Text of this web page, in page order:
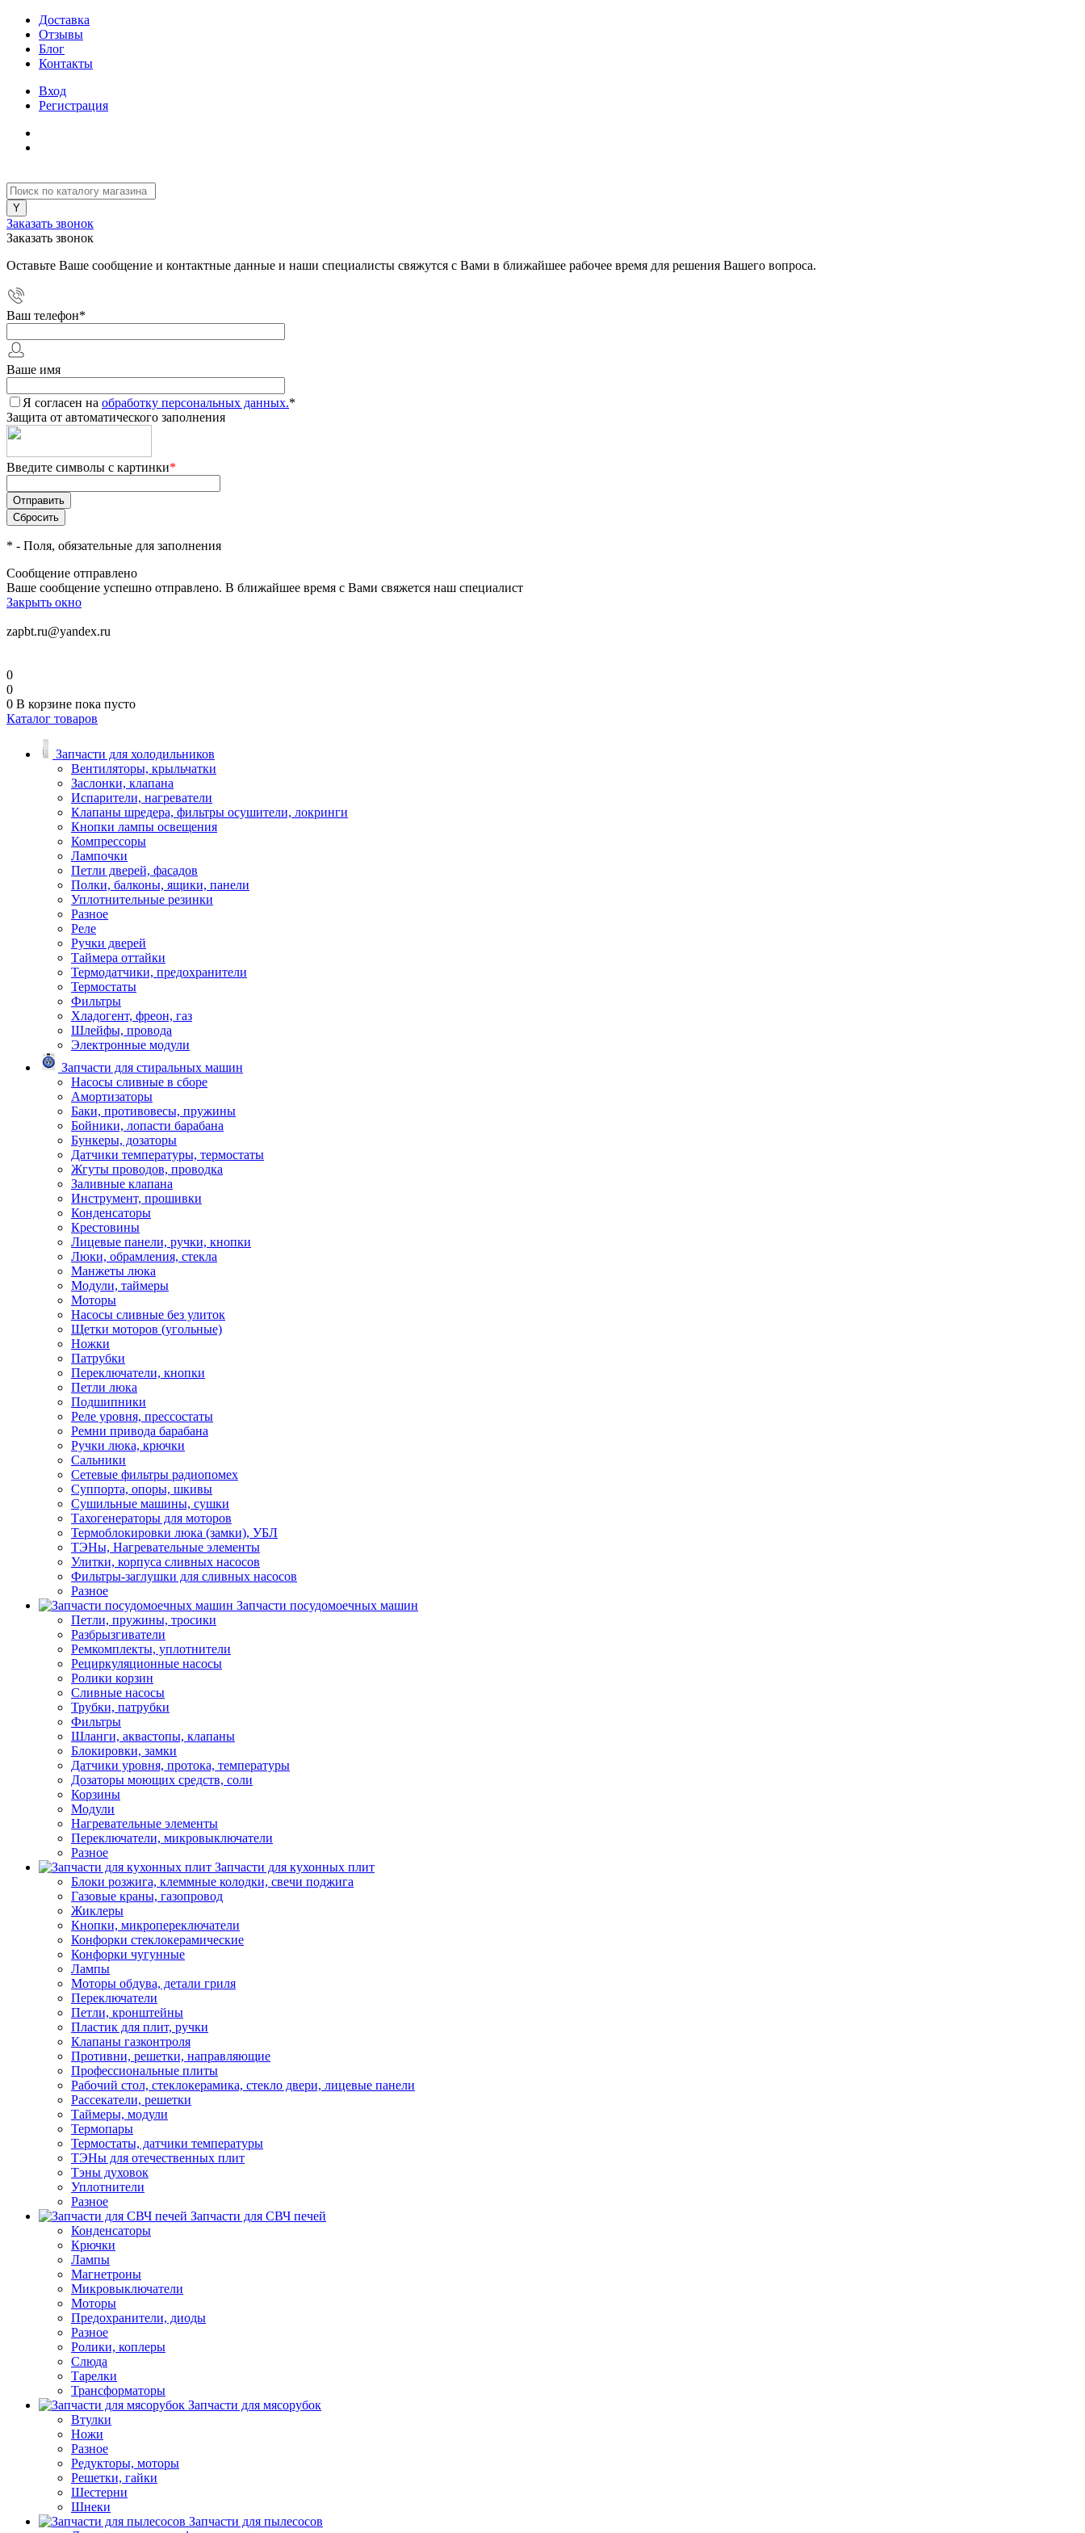
Доставка
Отзывы
Блог
Контакты
Вход
Регистрация
Заказать звонок
Заказать звонок
Оставьте Ваше сообщение и контактные данные и наши специалисты свяжутся с Вами в ближайшее рабочее время для решения Вашего вопроса.
Ваш телефон*
Ваше имя
Я согласен на обработку персональных данных.*
Защита от автоматического заполнения
Введите символы с картинки*
* - Поля, обязательные для заполнения
Сообщение отправлено
Ваше сообщение успешно отправлено. В ближайшее время с Вами свяжется наш специалист
Закрыть окно
zapbt.ru@yandex.ru
0
0
0 В корзине пока пусто
Каталог товаров
Запчасти для холодильников
Вентиляторы, крыльчатки
Заслонки, клапана
Испарители, нагреватели
Клапаны шредера, фильтры осушители, локринги
Кнопки лампы освещения
Компрессоры
Лампочки
Петли дверей, фасадов
Полки, балконы, ящики, панели
Уплотнительные резинки
Разное
Реле
Ручки дверей
Таймера оттайки
Термодатчики, предохранители
Термостаты
Фильтры
Хладогент, фреон, газ
Шлейфы, провода
Электронные модули
Запчасти для стиральных машин
Насосы сливные в сборе
Амортизаторы
Баки, противовесы, пружины
Бойники, лопасти барабана
Бункеры, дозаторы
Датчики температуры, термостаты
Жгуты проводов, проводка
Заливные клапана
Инструмент, прошивки
Конденсаторы
Крестовины
Лицевые панели, ручки, кнопки
Люки, обрамления, стекла
Манжеты люка
Модули, таймеры
Моторы
Насосы сливные без улиток
Щетки моторов (угольные)
Ножки
Патрубки
Переключатели, кнопки
Петли люка
Подшипники
Реле уровня, прессостаты
Ремни привода барабана
Ручки люка, крючки
Сальники
Сетевые фильтры радиопомех
Суппорта, опоры, шкивы
Сушильные машины, сушки
Тахогенераторы для моторов
Термоблокировки люка (замки), УБЛ
ТЭНы, Нагревательные элементы
Улитки, корпуса сливных насосов
Фильтры-заглушки для сливных насосов
Разное
Запчасти посудомоечных машин
Петли, пружины, тросики
Разбрызгиватели
Ремкомплекты, уплотнители
Рециркуляционные насосы
Ролики корзин
Сливные насосы
Трубки, патрубки
Фильтры
Шланги, аквастопы, клапаны
Блокировки, замки
Датчики уровня, протока, температуры
Дозаторы моющих средств, соли
Корзины
Модули
Нагревательные элементы
Переключатели, микровыключатели
Разное
Запчасти для кухонных плит
Блоки розжига, клеммные колодки, свечи поджига
Газовые краны, газопровод
Жиклеры
Кнопки, микропереключатели
Конфорки стеклокерамические
Конфорки чугунные
Лампы
Моторы обдува, детали гриля
Переключатели
Петли, кронштейны
Пластик для плит, ручки
Клапаны газконтроля
Противни, решетки, направляющие
Профессиональные плиты
Рабочий стол, стеклокерамика, стекло двери, лицевые панели
Рассекатели, решетки
Таймеры, модули
Термопары
Термостаты, датчики температуры
ТЭНы для отечественных плит
Тэны духовок
Уплотнители
Разное
Запчасти для СВЧ печей
Конденсаторы
Крючки
Лампы
Магнетроны
Микровыключатели
Моторы
Предохранители, диоды
Разное
Ролики, коплеры
Слюда
Тарелки
Трансформаторы
Запчасти для мясорубок
Втулки
Ножи
Разное
Редукторы, моторы
Решетки, гайки
Шестерни
Шнеки
Запчасти для пылесосов